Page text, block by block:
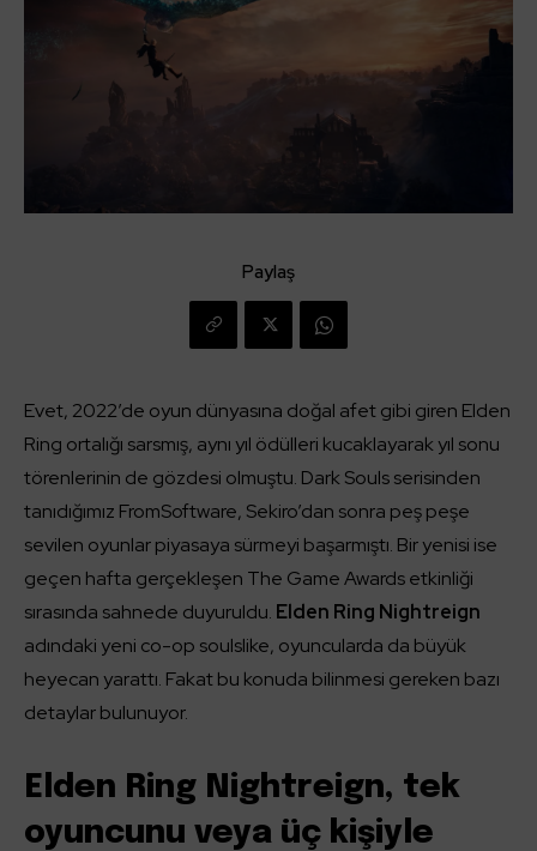
Paylaş
Evet, 2022’de oyun dünyasına doğal afet gibi giren Elden
Ring ortalığı sarsmış, aynı yıl ödülleri kucaklayarak yıl sonu
törenlerinin de gözdesi olmuştu. Dark Souls serisinden
tanıdığımız FromSoftware, Sekiro’dan sonra peş peşe
sevilen oyunlar piyasaya sürmeyi başarmıştı. Bir yenisi ise
geçen hafta gerçekleşen The Game Awards etkinliği
sırasında sahnede duyuruldu. Elden Ring Nightreign
adındaki yeni co-op soulslike, oyuncularda da büyük
heyecan yarattı. Fakat bu konuda bilinmesi gereken bazı
detaylar bulunuyor.
Elden Ring Nightreign, tek
oyuncunu veya üç kişiyle